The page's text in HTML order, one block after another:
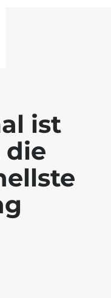
ist
die